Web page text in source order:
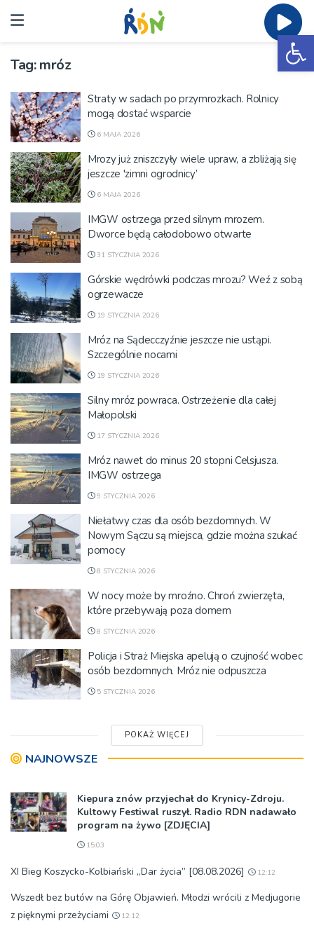
Tag:mróz
Straty w sadach po przymrozkach. Rolnicy
mogą dostać wsparcie
6 MAJA 2026
Mrozy już zniszczyły wiele upraw, a zbliżają się
jeszcze 'zimni ogrodnicy’
6 MAJA 2026
IMGW ostrzega przed silnym mrozem.
Dworce będą całodobowo otwarte
31 STYCZNIA 2026
Górskie wędrówki podczas mrozu? Weź z sobą
ogrzewacze
19 STYCZNIA 2026
Mróz na Sądecczyźnie jeszcze nie ustąpi.
Szczególnie nocami
19 STYCZNIA 2026
Silny mróz powraca. Ostrzeżenie dla całej
Małopolski
17 STYCZNIA 2026
Mróz nawet do minus 20 stopni Celsjusza.
IMGW ostrzega
9 STYCZNIA 2026
Niełatwy czas dla osób bezdomnych. W
Nowym Sączu są miejsca, gdzie można szukać
pomocy
8 STYCZNIA 2026
W nocy może by mroźno. Chroń zwierzęta,
które przebywają poza domem
8 STYCZNIA 2026
Policja i Straż Miejska apelują o czujność wobec
osób bezdomnych. Mróz nie odpuszcza
5 STYCZNIA 2026
POKAŻ WIĘCEJ
NAJNOWSZE
Kiepura znów przyjechał do Krynicy-Zdroju.
Kultowy Festiwal ruszył. Radio RDN nadawało
program na żywo [ZDJĘCIA]
15:03
XI Bieg Koszycko-Kolbiański „Dar życia” [08.08.2026] 12:12
Wszedł bez butów na Górę Objawień. Młodzi wrócili z Medjugorie
z pięknymi przeżyciami
12:12